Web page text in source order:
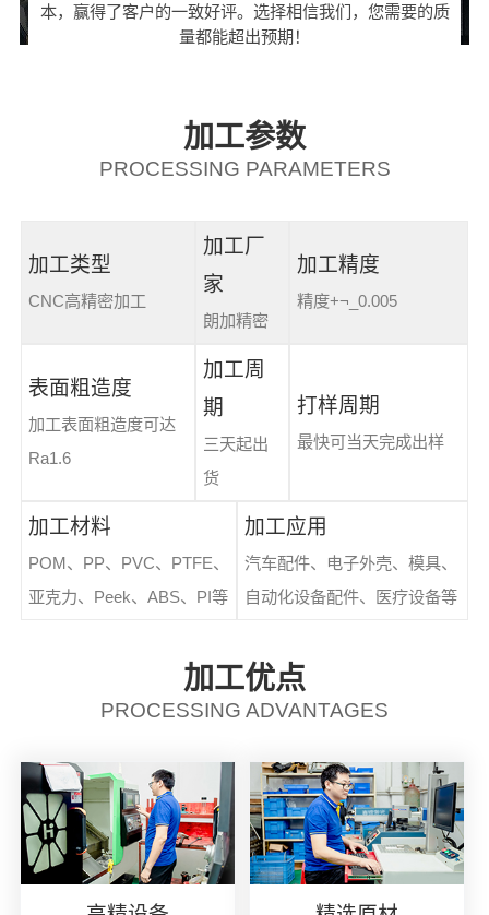
本，赢得了客户的一致好评。选择相信我们，您需要的质
量都能超出预期！
加工参数
PROCESSING PARAMETERS
加工类型
CNC高精密加工
加工厂
家
朗加精密
加工精度
精度+¬_0.005
表面粗造度
加工表面粗造度可达
Ra1.6
加工周
期
三天起出
货
打样周期
最快可当天完成出样
加工材料
POM、PP、PVC、PTFE、
亚克力、Peek、ABS、PI等
加工应用
汽车配件、电子外壳、模具、
自动化设备配件、医疗设备等
加工优点
PROCESSING ADVANTAGES